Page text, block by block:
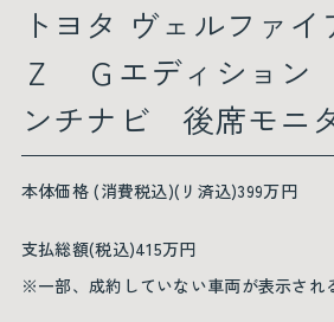
トヨタ ヴェルファイ
Ｚ Ｇエディション
ンチナビ 後席モニ
本体価格 (消費税込)(リ済込)399万円
支払総額(税込)415万円
※一部、成約していない車両が表示され